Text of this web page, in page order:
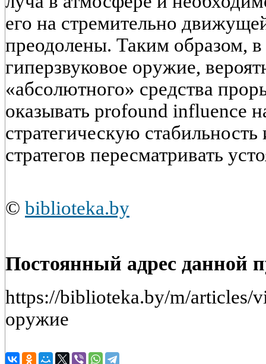
его на стремительно
преодолены. Таким образом,
гиперзвуковое оружие,
«абсолютного» средства
оказывать profound influence
стратегическую
стратегов пересматривать
© biblioteka.by
Постоянный адрес данной
https://biblioteka.by/m/articles/
оружие